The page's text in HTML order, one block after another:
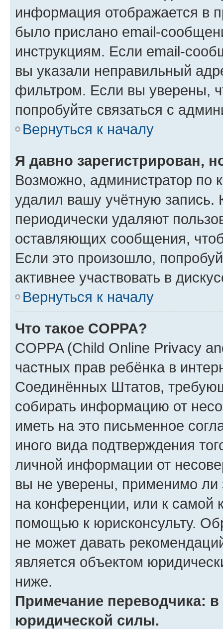
информация отображается в
было прислано email-
инструкциям. Если email-
вы указали неправильный
фильтром. Если вы уверены,
попробуйте связаться с
Вернуться к началу
Я давно зарегистрирован,
Возможно, администратор по
удалил вашу учётную запись.
периодически удаляют
оставляющих сообщения,
Если это произошло,
активнее участвовать в
Вернуться к началу
Что такое COPPA?
COPPA (Child Online Privacy
частных прав ребёнка в
Соединённых Штатов,
собирать информацию от
иметь на это письменное
иного вида подтверждения
личной информации от
вы не уверены, применимо ли
на конференции, или к самой
помощью к юрисконсульту.
не может давать
является объектом
ниже.
Примечание переводчика:
юридической силы.